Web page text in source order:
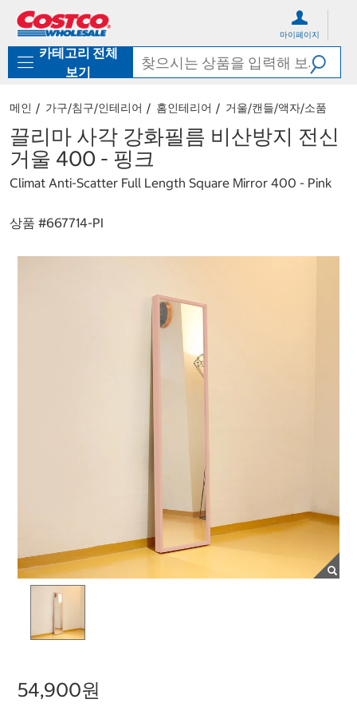
로
기
가
마이페이지
카테고리 전체
보기
메인 가구/침구/인테리어 홈인테리어 거울/캔들/액자/소품
끌리마 사각 강화필름 비산방지 전신
거울 400 - 핑크
Climat Anti-Scatter Full Length Square Mirror 400 - Pink
상품 #667714-PI
54,900원